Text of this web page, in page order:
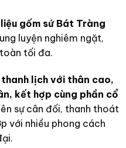
gốm sứ Bát Tràng
luyện nghiêm ngặt,
tối đa.
thanh lịch với thân cao,
kết hợp cùng phần cổ
sự cân đối, thanh thoát
với nhiều phong cách